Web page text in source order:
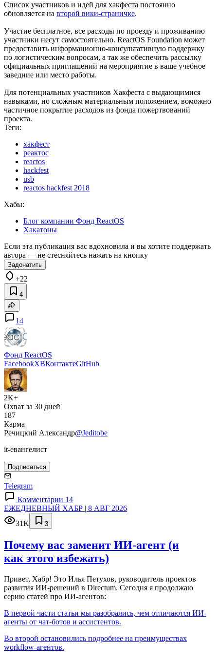
Список участников и идей для хакфеста постоянно
обновляется на второй вики-страничке.
Участие бесплатное, все расходы по проезду и проживанию
участники несут самостоятельно. ReactOS Foundation может
предоставить информационно-консультативную поддержку
по логистическим вопросам, а так же обеспечить рассылку
официальных приглашений на мероприятие в ваше учебное
заведние или место работы.
Для потенциальных участников Хакфеста с выдающимися
навыками, но сложным материальным положением, воможно
частичное покрытие расходов из фонда пожертвований
проекта.
Теги:
хакфест
реактос
reactos
hackfest
usb
reactos hackfest 2018
Хабы:
Блог компании Фонд ReactOS
Хакатоны
Если эта публикация вас вдохновила и вы хотите поддержать
автора — не стесняйтесь нажать на кнопку
Задонатить
+22
4
14
Фонд ReactOS
FacebookXВКонтактеGitHub
2K+
Охват за 30 дней
187
Карма
Речицкий Александр@Jeditobe
it-евангелист
Подписаться
Telegram
Комментарии 14
ЕЖЕДНЕВНЫЙ ХАБР | 8 АВГ 2026
31K
3
Почему вас заменит ИИ‑агент (и
как этого избежать)
Привет, Хабр! Это Илья Петухов, руководитель проектов
развития ИИ-решений в Directum. Сегодня я продолжаю
серию статей про ИИ-агентов:
В первой части статьи мы разобрались, чем отличаются ИИ-
агенты от чат-ботов и ассистентов.
Во второй остановились подробнее на преимуществах
workflow-агентов.